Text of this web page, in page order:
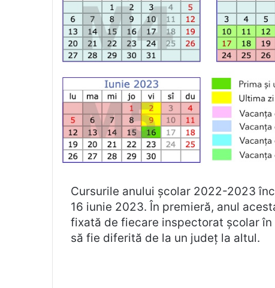
Cursurile anului școlar 2022-2023
16 iunie 2023. În premieră, anul
fixată de fiecare inspectorat școlar
să fie diferită de la un județ la altul.